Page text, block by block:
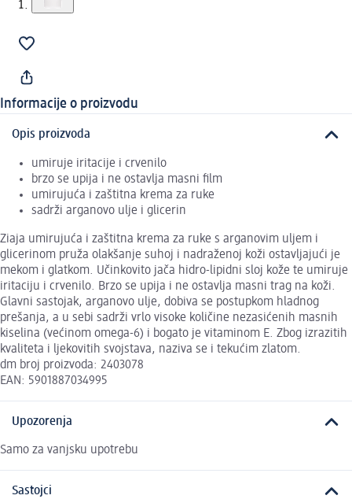
Informacije o proizvodu
Opis proizvoda
umiruje iritacije i crvenilo
brzo se upija i ne ostavlja masni film
umirujuća i zaštitna krema za ruke
sadrži arganovo ulje i glicerin
Ziaja umirujuća i zaštitna krema za ruke s arganovim uljem i
glicerinom pruža olakšanje suhoj i nadraženoj koži ostavljajući je
mekom i glatkom. Učinkovito jača hidro-lipidni sloj kože te umiruje
iritaciju i crvenilo. Brzo se upija i ne ostavlja masni trag na koži.
Glavni sastojak, arganovo ulje, dobiva se postupkom hladnog
prešanja, a u sebi sadrži vrlo visoke količine nezasićenih masnih
kiselina (većinom omega-6) i bogato je vitaminom E. Zbog izrazitih
kvaliteta i ljekovitih svojstava, naziva se i tekućim zlatom.
dm broj proizvoda: 2403078
EAN: 5901887034995
Upozorenja
Samo za vanjsku upotrebu
Sastojci